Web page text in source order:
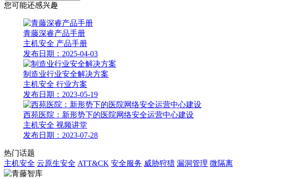
您可能还感兴趣
青藤深睿产品手册
主机安全 产品手册
发布日期：2025-04-03
制造业行业安全解决方案
主机安全 行业方案
发布日期：2023-05-19
西苑医院：新形势下的医院网络安全运营中心建设
主机安全 视频讲堂
发布日期：2023-07-28
热门话题
主机安全 云原生安全 ATT&CK 安全服务 威胁狩猎 漏洞管理 微隔离